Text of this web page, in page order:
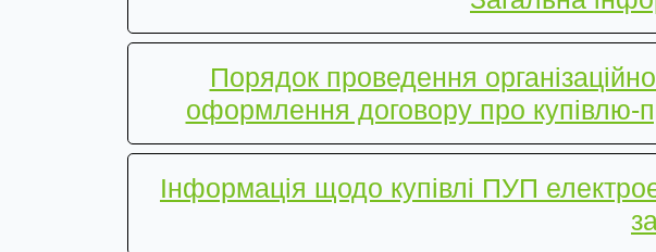
Порядок проведення
оформлення договору про купівлю-
Інформація щодо купівлі ПУП